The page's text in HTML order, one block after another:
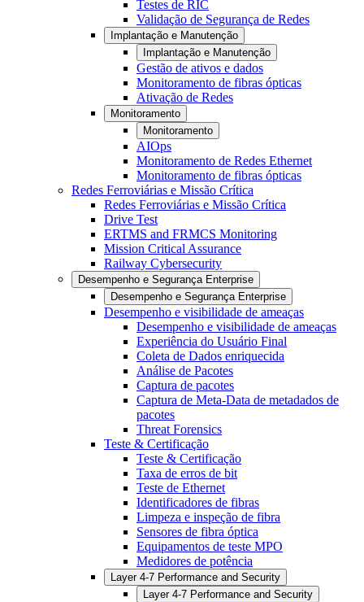
Testes de RIC
Validação de Segurança de Redes
Implantação e Manutenção
Implantação e Manutenção
Gestão de ativos e dados
Monitoramento de fibras ópticas
Ativação de Redes
Monitoramento
Monitoramento
AIOps
Monitoramento de Redes Ethernet
Monitoramento de fibras ópticas
Redes Ferroviárias e Missão Crítica
Redes Ferroviárias e Missão Crítica
Drive Test
ERTMS and FRMCS Monitoring
Mission Critical Assurance
Railway Cybersecurity
Desempenho e Segurança Enterprise
Desempenho e Segurança Enterprise
Desempenho e visibilidade de ameaças
Desempenho e visibilidade de ameaças
Experiência do Usuário Final
Coleta de Dados enriquecida
Análise de Pacotes
Captura de pacotes
Captura de Meta-Data de metadados de
pacotes
Threat Forensics
Teste & Certificação
Teste & Certificação
Taxa de erros de bit
Teste de Ethernet
Identificadores de fibras
Limpeza e inspeção de fibra
Sensores de fibra óptica
Equipamentos de teste MPO
Medidores de potência
Layer 4-7 Performance and Security
Layer 4-7 Performance and Security